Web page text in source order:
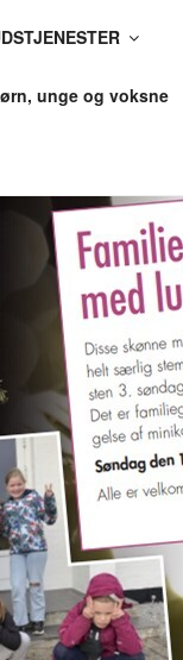
unge og voksne